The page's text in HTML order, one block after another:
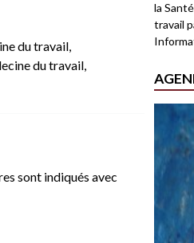
du travail,
du travail,
sont indiqués avec
la
travail